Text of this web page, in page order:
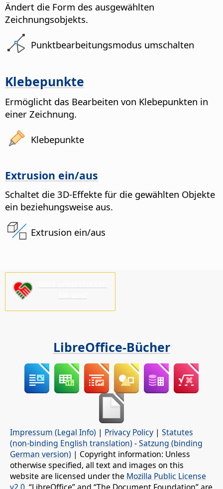
Ändert die Form des ausgewählten
Zeichnungsobjekts.
Punktbearbeitungsmodus umschalten
Klebepunkte
Ermöglicht das Bearbeiten von Klebepunkten in
einer Zeichnung.
Klebepunkte
Extrusion ein/aus
Schaltet die 3D-Effekte für die gewählten Objekte
ein beziehungsweise aus.
Extrusion ein/aus
LibreOffice-Bücher
Impressum (Legal Info) | Privacy Policy | Statutes
(non-binding English translation) -Satzung (binding
German version) | Copyright information: Unless
otherwise specified, all text and images on this
website are licensed under the Mozilla Public License